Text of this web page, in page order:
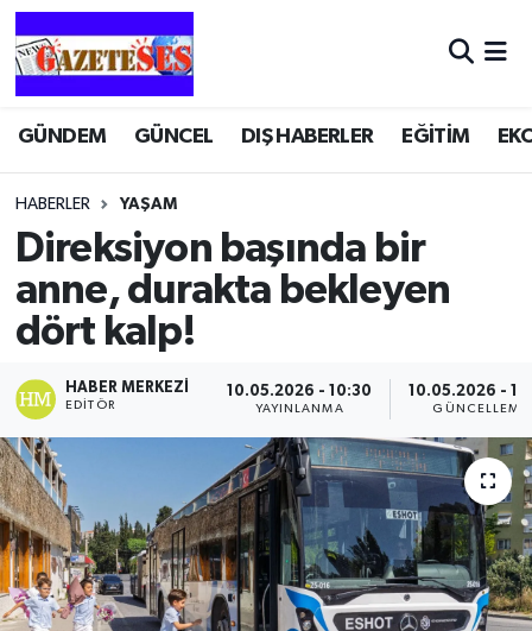
GÜNDEM GÜNCEL DIŞ HABERLER EĞİTİM
HABERLER YAŞAM
Direksiyon başında bir
anne, durakta bekleyen
dört kalp!
HABER MERKEZI
EDITÖR
10.05.2026 - 10:30
YAYINLANMA
10.05.2026 -
GÜNCELLEME